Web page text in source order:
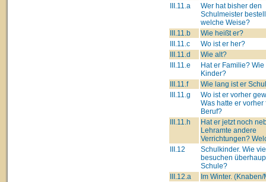
III.11.a
Wer hat bisher den
Schulmeister
welche Weise?
III.11.b
Wie heißt er?
III.11.c
Wo ist er her?
III.11.d
Wie alt?
III.11.e
Hat er Familie?
Kinder?
III.11.f
Wie lang ist er
III.11.g
Wo ist er vorher
Was hatte er vorher
Beruf?
III.11.h
Hat er jetzt noch
Lehramte andere
Verrichtungen?
III.12
Schulkinder. Wie
besuchen
Schule?
III.12.a
Im Winter.